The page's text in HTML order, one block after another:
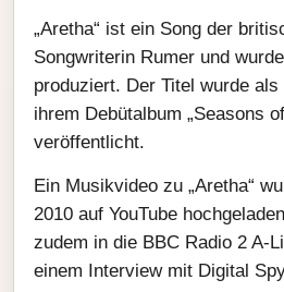
„Aretha“ ist ein Song der
Songwriterin Rumer und
produziert. Der Titel wurde
ihrem Debütalbum „Seasons
veröffentlicht.
Ein Musikvideo zu „Aretha“
2010 auf YouTube
zudem in die BBC Radio 2 A-
einem Interview mit Digital